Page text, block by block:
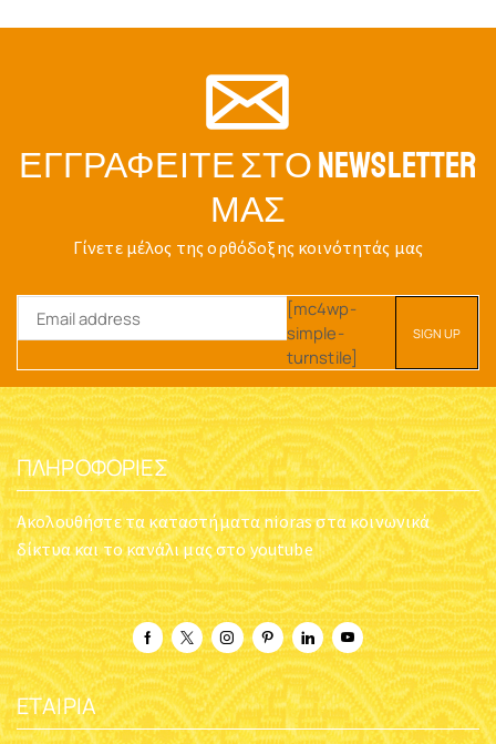
ΕΓΓΡΑΦΕΊΤΕ ΣΤΟ NEWSLETTER
ΜΑΣ
Γίνετε μέλος της ορθόδοξης κοινότητάς μας
[mc4wp-
simple-
turnstile]
ΠΛΗΡΟΦΟΡΊΕΣ
Ακολουθήστε τα καταστήματα nioras στα κοινωνικά
δίκτυα και το κανάλι μας στο youtube
ΕΤΑΙΡΊΑ